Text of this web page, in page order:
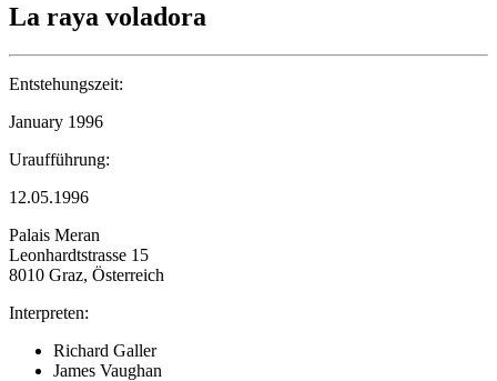
La raya voladora
Entstehungszeit:
January 1996
Uraufführung:
12.05.1996
Palais Meran
Leonhardtstrasse 15
8010 Graz, Österreich
Interpreten:
Richard Galler
James Vaughan